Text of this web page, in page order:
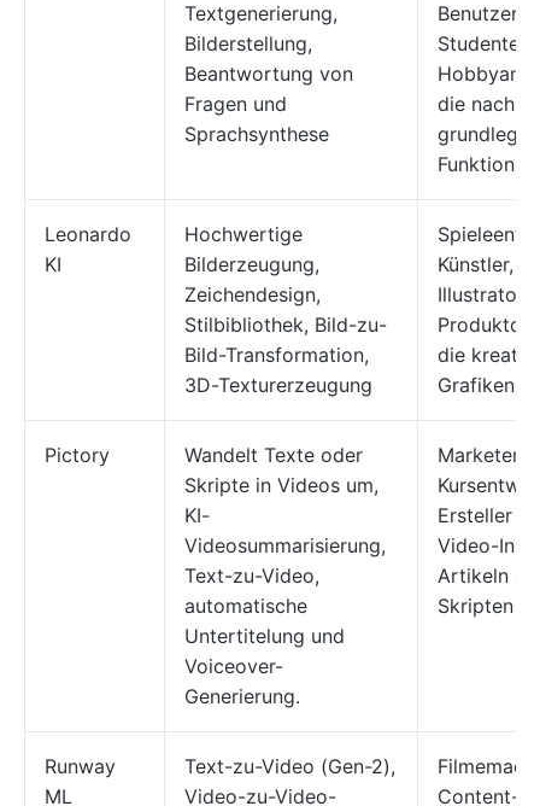
Textgenerierung,
Bilderstellung,
Beantwortung von
Fragen und
Sprachsynthese
Benutzer,
Studenten
die nach
Leonardo
KI
Hochwertige
Bilderzeugung,
Zeichendesign,
Stilbibliothek, Bild-zu-
Bild-Transformation,
3D-Texturerzeugung
Künstler,
die
Grafiken
Pictory
Wandelt Texte oder
Skripte in Videos um,
KI-
Videosummarisierung,
Text-zu-Video,
automatische
Untertitelung und
Voiceover-
Generierung.
Marketer,
Ersteller
Video-
Artikeln
Skripten
Runway
ML
Text-zu-Video (Gen-2),
Video-zu-Video-
Content-